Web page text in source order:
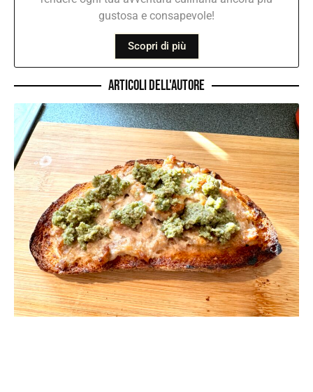
gustosa e consapevole!
Scopri di più
Articoli dell'autore